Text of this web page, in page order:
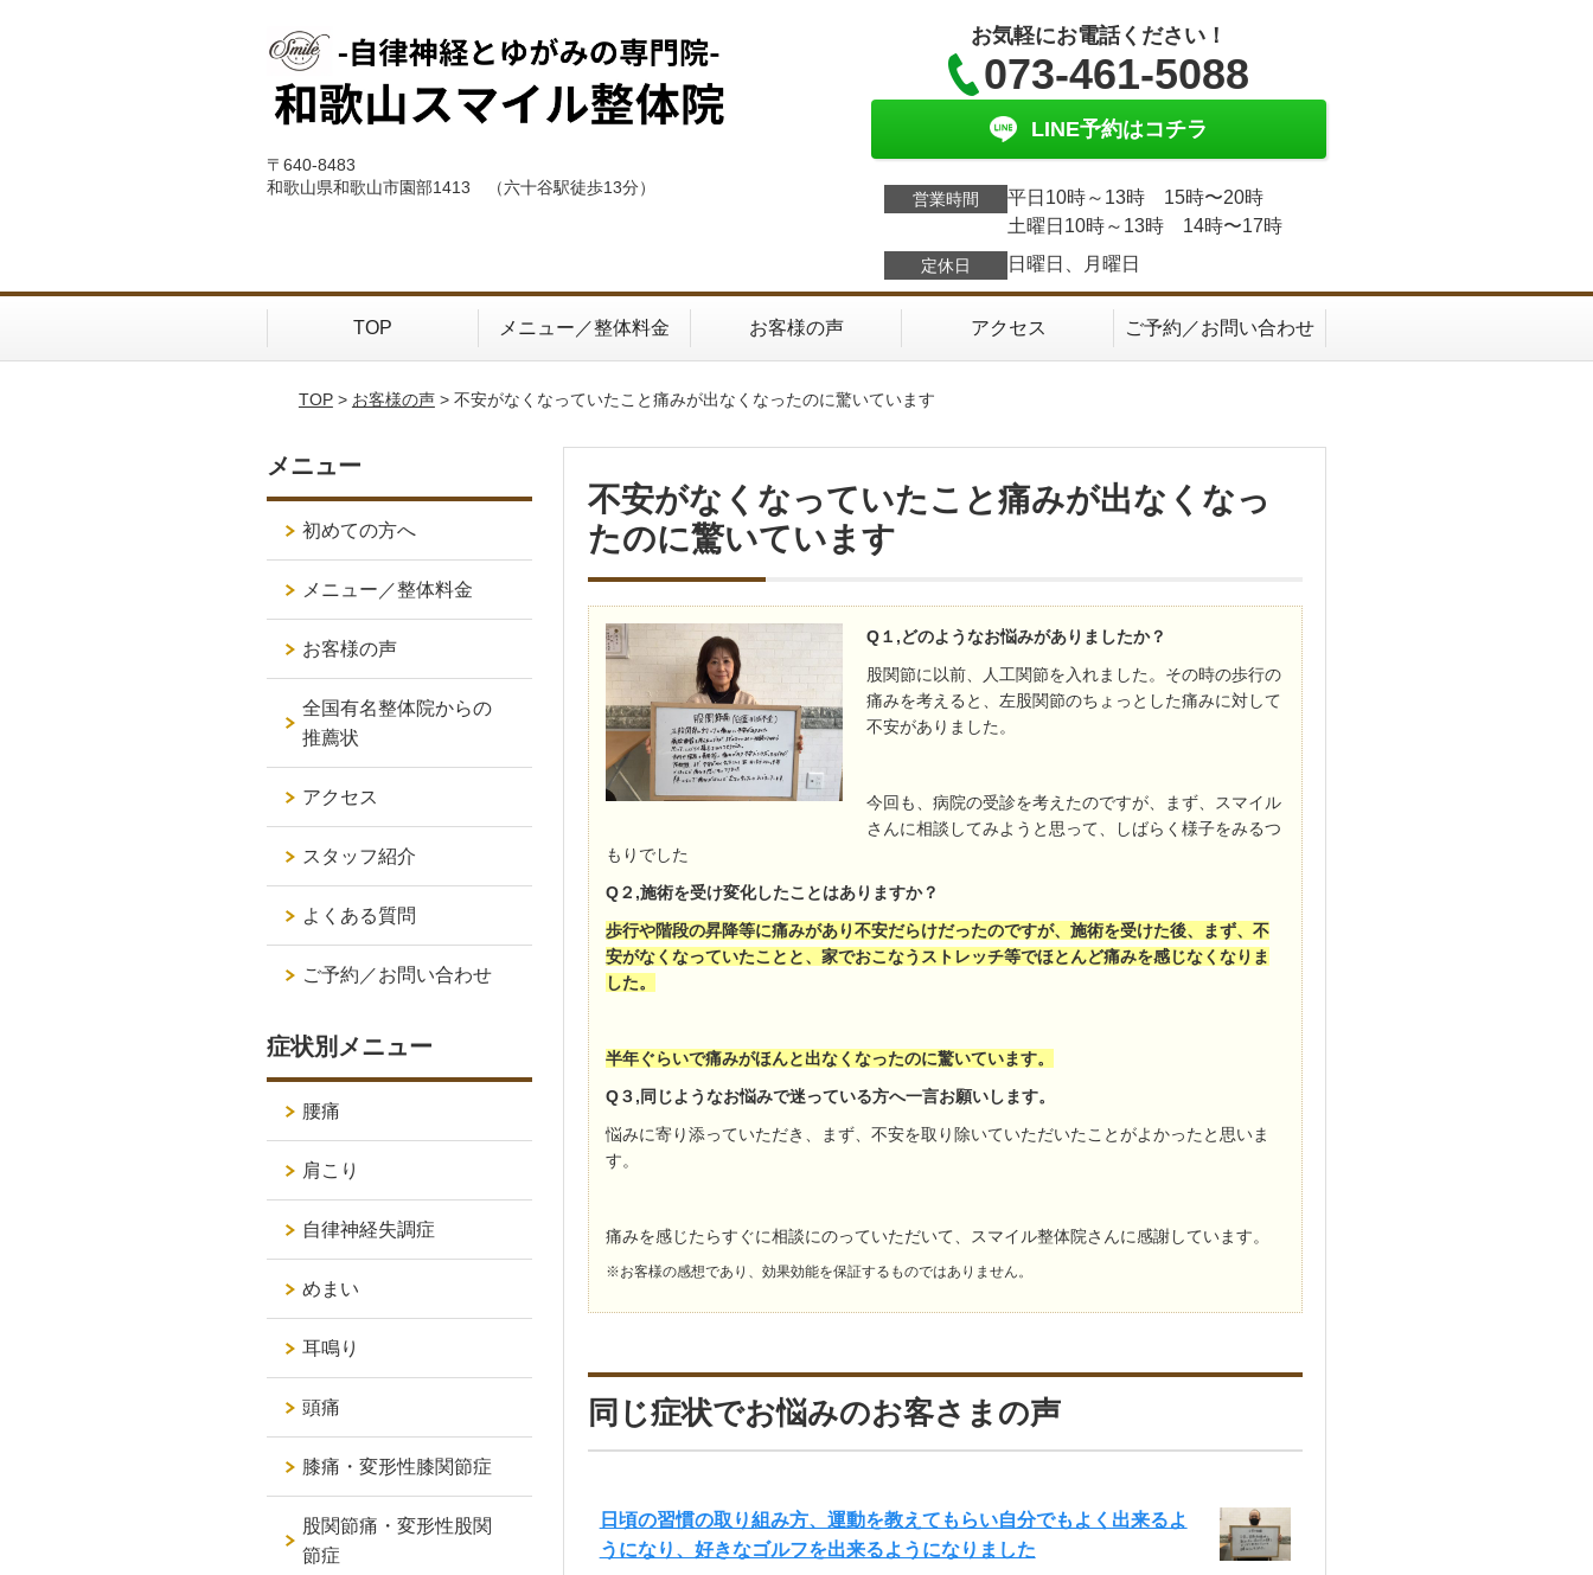
〒640-8483
和歌山県和歌山市園部1413 （六十谷駅徒歩13分）
お気軽にお電話ください！
073-461-5088
LINE予約はコチラ
営業時間
平日10時～13時 15時〜20時
土曜日10時～13時 14時〜17時
定休日 日曜日、月曜日
TOP メニュー／整体料金 お客様の声 アクセス ご予約／お問い合わせ
TOP> お客様の声> 不安がなくなっていたこと痛みが出なくなったのに驚いています
不安がなくなっていたこと痛みが出なくなっ
たのに驚いています
Q１,どのようなお悩みがありましたか？
股関節に以前、人工関節を入れました。その時の歩行の
痛みを考えると、左股関節のちょっとした痛みに対して
不安がありました。
今回も、病院の受診を考えたのですが、まず、スマイル
さんに相談してみようと思って、しばらく様子をみるつ
もりでした
Q２,施術を受け変化したことはありますか？
歩行や階段の昇降等に痛みがあり不安だらけだったのですが、施術を受けた後、まず、不
安がなくなっていたことと、家でおこなうストレッチ等でほとんど痛みを感じなくなりま
した。
半年ぐらいで痛みがほんと出なくなったのに驚いています。
Q３,同じようなお悩みで迷っている方へ一言お願いします。
悩みに寄り添っていただき、まず、不安を取り除いていただいたことがよかったと思いま
す。
痛みを感じたらすぐに相談にのっていただいて、スマイル整体院さんに感謝しています。
※お客様の感想であり、効果効能を保証するものではありません。
同じ症状でお悩みのお客さまの声
日頃の習慣の取り組み方、運動を教えてもらい自分でもよく出来るよ
うになり、好きなゴルフを出来るようになりました
メニュー
初めての方へ
メニュー／整体料金
お客様の声
全国有名整体院からの
推薦状
アクセス
スタッフ紹介
よくある質問
ご予約／お問い合わせ
症状別メニュー
腰痛
肩こり
自律神経失調症
めまい
耳鳴り
頭痛
膝痛・変形性膝関節症
股関節痛・変形性股関
節症